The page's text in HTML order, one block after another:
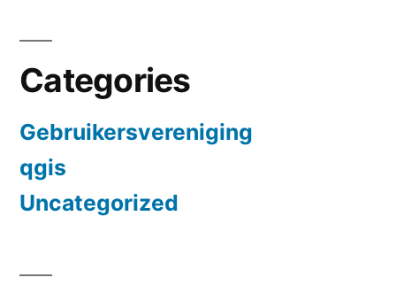
Categories
Gebruikersvereniging
qgis
Uncategorized